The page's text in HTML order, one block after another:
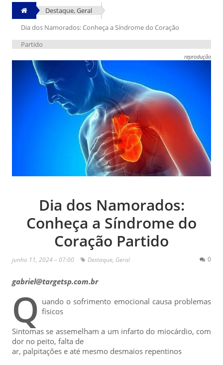
Destaque,Geral
Dia dos Namorados: Conheça a Síndrome do Coração
Partido
reprodução
Dia dos Namorados:
Conheça a Síndrome do
Coração Partido
junho 11, 2024 – 07:00 Destaque, Geral 0
gabriel@targetsp.com.br
Q uando o sofrimento emocional causa problemas
físicos
Sintomas se assemelham a um infarto do miocárdio, com
dor no peito, falta de
ar, palpitações e até mesmo desmaios repentinos